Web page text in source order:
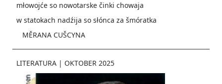
młowojće so nowotarske činki chowaja
w statokach nadźija so słónca za šmóratka
MĚRANA CUŠCYNA
LITERATURA | OKTOBER 2025